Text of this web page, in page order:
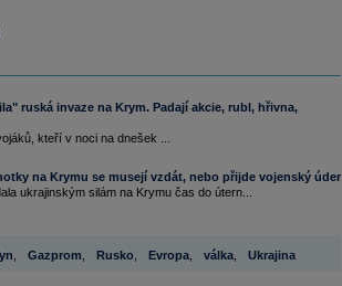
ruská invaze na Krym. Padají akcie, rubl, hřivna,
kteří v noci na dnešek ...
na Krymu se musejí vzdát, nebo přijde vojenský úder
ukrajinským silám na Krymu čas do útern...
Gazprom Rusko, Evropa, válka, Ukrajina